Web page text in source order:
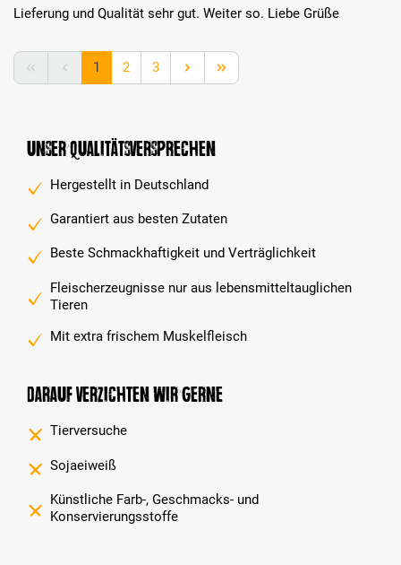
Lieferung und Qualität sehr gut. Weiter so. Liebe Grüße
Seite
1 Seite
2 Seite
3
Unser Qualitätsversprechen
Hergestellt in Deutschland
Garantiert aus besten Zutaten
Beste Schmackhaftigkeit und Verträglichkeit
Fleischerzeugnisse nur aus lebensmitteltauglichen
Tieren
Mit extra frischem Muskelfleisch
Darauf verzichten wir gerne
Tierversuche
Sojaeiweiß
Künstliche Farb-, Geschmacks- und
Konservierungsstoffe